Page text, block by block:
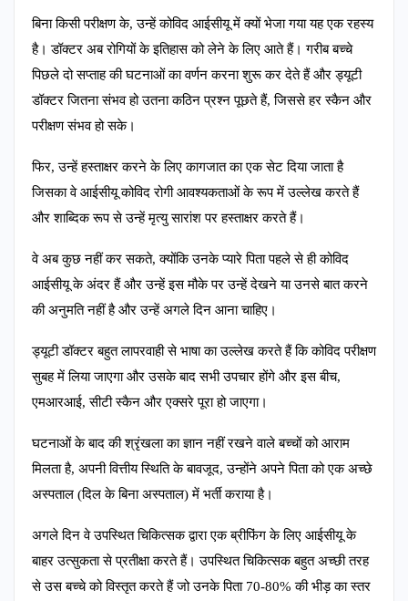
बिना किसी परीक्षण के, उन्हें कोविद आईसीयू में क्यों भेजा गया यह एक रहस्य
है। डॉक्टर अब रोगियों के इतिहास को लेने के लिए आते हैं। गरीब बच्चे
पिछले दो सप्ताह की घटनाओं का वर्णन करना शुरू कर देते हैं और ड्यूटी
डॉक्टर जितना संभव हो उतना कठिन प्रश्न पूछते हैं, जिससे हर स्कैन और
परीक्षण संभव हो सके।
फिर, उन्हें हस्ताक्षर करने के लिए कागजात का एक सेट दिया जाता है
जिसका वे आईसीयू कोविद रोगी आवश्यकताओं के रूप में उल्लेख करते हैं
और शाब्दिक रूप से उन्हें मृत्यु सारांश पर हस्ताक्षर करते हैं।
वे अब कुछ नहीं कर सकते, क्योंकि उनके प्यारे पिता पहले से ही कोविद
आईसीयू के अंदर हैं और उन्हें इस मौके पर उन्हें देखने या उनसे बात करने
की अनुमति नहीं है और उन्हें अगले दिन आना चाहिए।
ड्यूटी डॉक्टर बहुत लापरवाही से भाषा का उल्लेख करते हैं कि कोविद परीक्षण
सुबह में लिया जाएगा और उसके बाद सभी उपचार होंगे और इस बीच,
एमआरआई, सीटी स्कैन और एक्सरे पूरा हो जाएगा।
घटनाओं के बाद की श्रृंखला का ज्ञान नहीं रखने वाले बच्चों को आराम
मिलता है, अपनी वित्तीय स्थिति के बावजूद, उन्होंने अपने पिता को एक अच्छे
अस्पताल (दिल के बिना अस्पताल) में भर्ती कराया है।
अगले दिन वे उपस्थित चिकित्सक द्वारा एक ब्रीफिंग के लिए आईसीयू के
बाहर उत्सुकता से प्रतीक्षा करते हैं। उपस्थित चिकित्सक बहुत अच्छी तरह
से उस बच्चे को विस्तृत करते हैं जो उनके पिता 70-80% की भीड़ का स्तर